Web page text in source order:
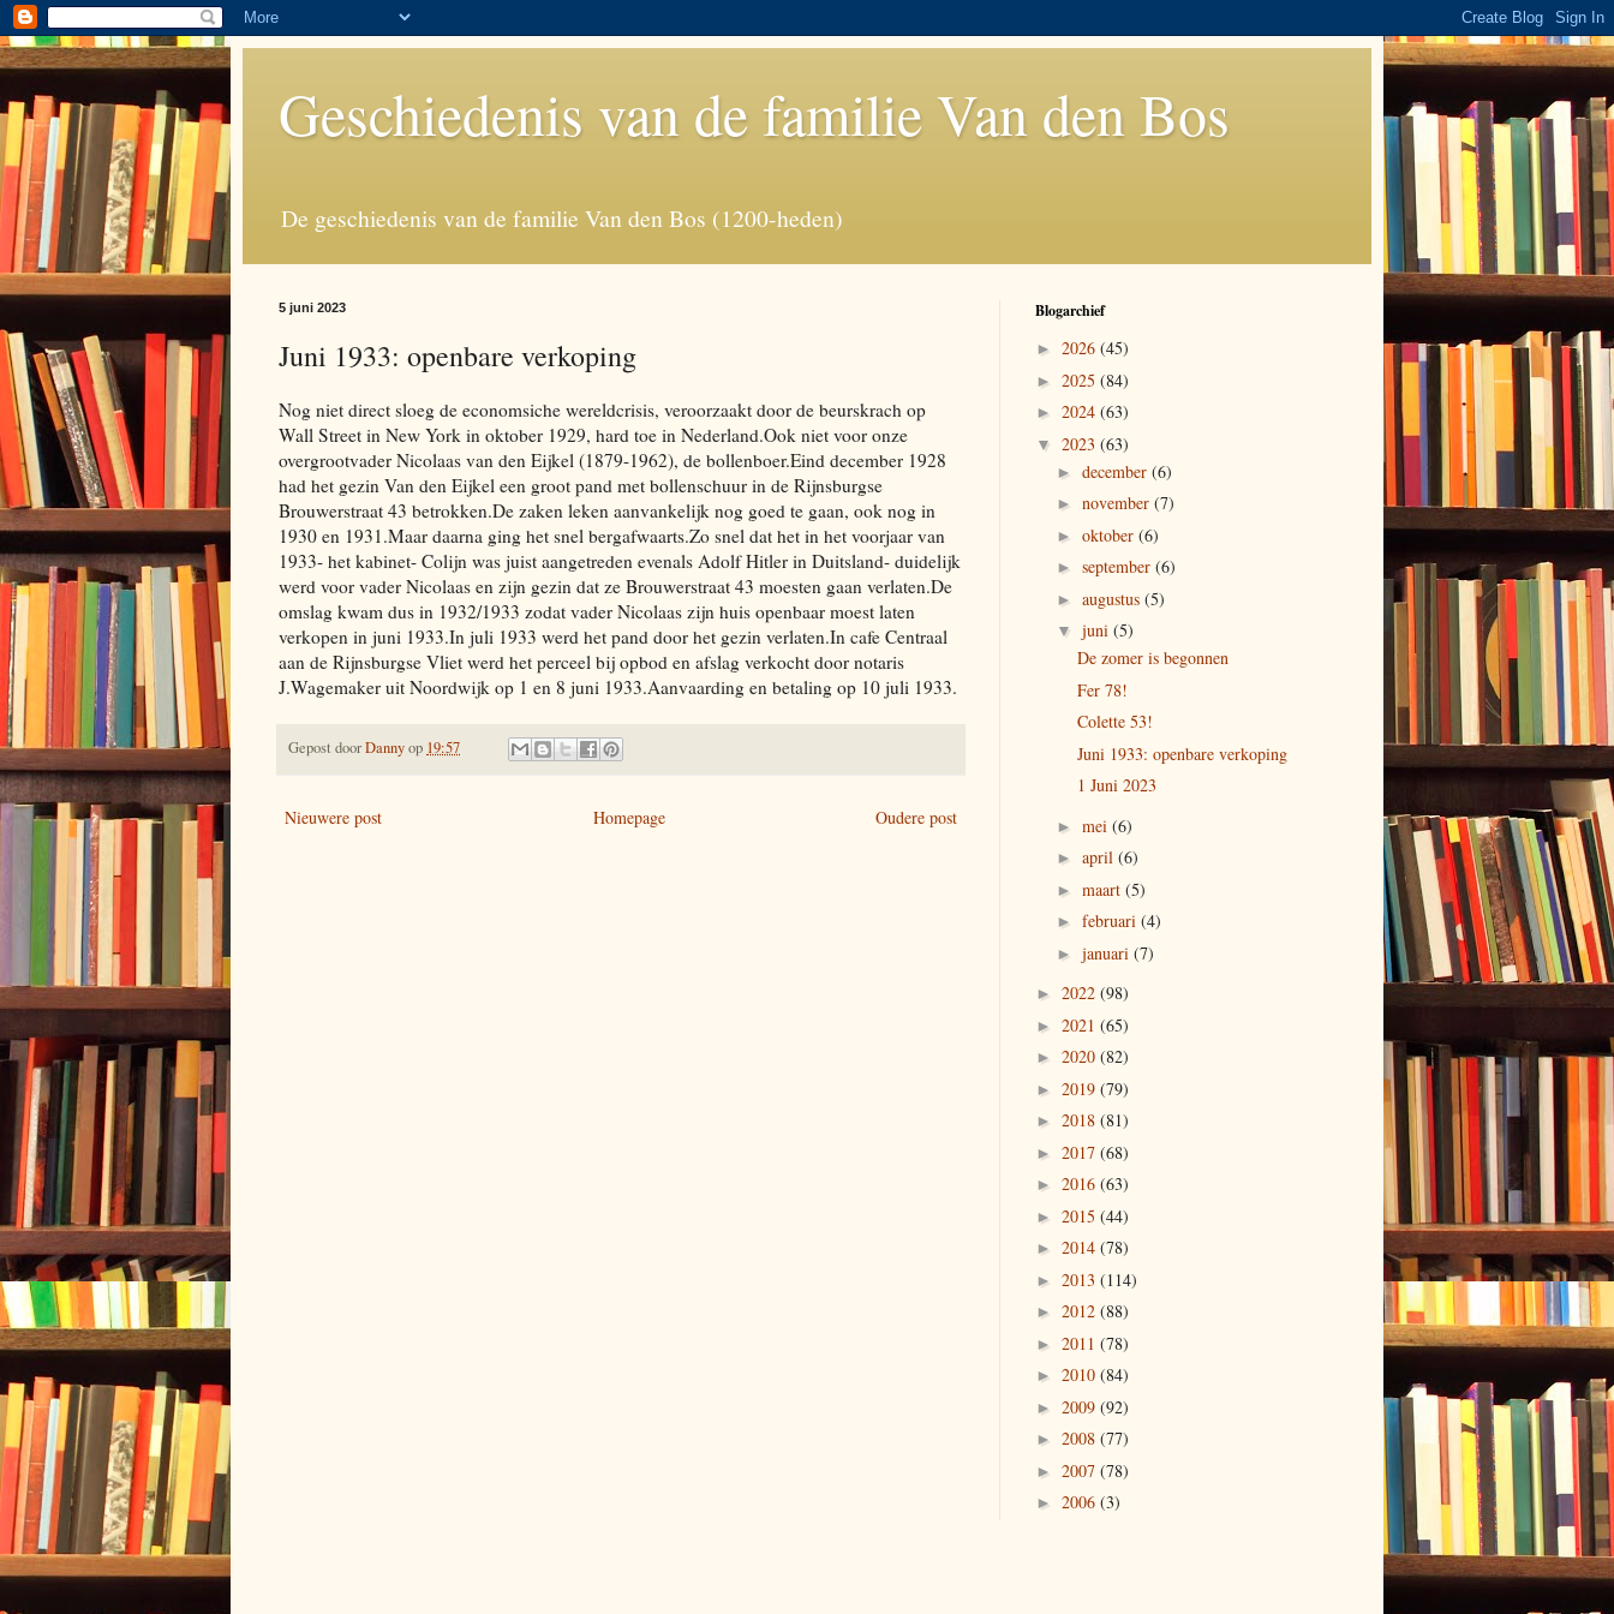
Geschiedenis van de familie Van den Bos
De geschiedenis van de familie Van den Bos (1200-heden)
5 juni 2023
Juni 1933: openbare verkoping
Nog niet direct sloeg de economsiche wereldcrisis, veroorzaakt door de beurskrach op
Wall Street in New York in oktober 1929, hard toe in Nederland.Ook niet voor onze
overgrootvader Nicolaas van den Eijkel (1879-1962), de bollenboer.Eind december 1928
had het gezin Van den Eijkel een groot pand met bollenschuur in de Rijnsburgse
Brouwerstraat 43 betrokken.De zaken leken aanvankelijk nog goed te gaan, ook nog in
1930 en 1931.Maar daarna ging het snel bergafwaarts.Zo snel dat het in het voorjaar van
1933- het kabinet- Colijn was juist aangetreden evenals Adolf Hitler in Duitsland- duidelijk
werd voor vader Nicolaas en zijn gezin dat ze Brouwerstraat 43 moesten gaan verlaten.De
omslag kwam dus in 1932/1933 zodat vader Nicolaas zijn huis openbaar moest laten
verkopen in juni 1933.In juli 1933 werd het pand door het gezin verlaten.In cafe Centraal
aan de Rijnsburgse Vliet werd het perceel bij opbod en afslag verkocht door notaris
J.Wagemaker uit Noordwijk op 1 en 8 juni 1933.Aanvaarding en betaling op 10 juli 1933.
Gepost doorDannyop 19:57
Nieuwere post Oudere post
Homepage
Blogarchief
► 2026 (45)
► 2025 (84)
► 2024 (63)
▼ 2023 (63)
► december (6)
► november (7)
► oktober (6)
► september (6)
► augustus (5)
▼ juni (5)
De zomer is begonnen
Fer 78!
Colette 53!
Juni 1933: openbare verkoping
1 Juni 2023
► mei (6)
► april (6)
► maart (5)
► februari (4)
► januari (7)
► 2022 (98)
► 2021 (65)
► 2020 (82)
► 2019 (79)
► 2018 (81)
► 2017 (68)
► 2016 (63)
► 2015 (44)
► 2014 (78)
► 2013 (114)
► 2012 (88)
► 2011 (78)
► 2010 (84)
► 2009 (92)
► 2008 (77)
► 2007 (78)
► 2006 (3)